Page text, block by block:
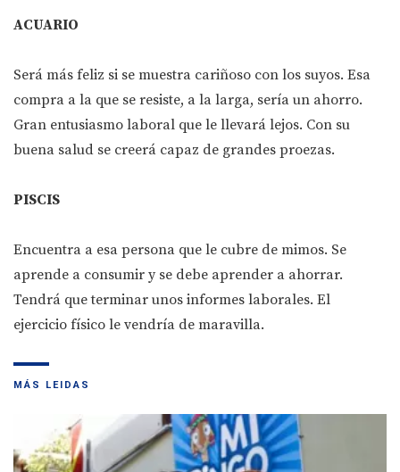
ACUARIO
Será más feliz si se muestra cariñoso con los suyos. Esa
compra a la que se resiste, a la larga, sería un ahorro.
Gran entusiasmo laboral que le llevará lejos. Con su
buena salud se creerá capaz de grandes proezas.
PISCIS
Encuentra a esa persona que le cubre de mimos. Se
aprende a consumir y se debe aprender a ahorrar.
Tendrá que terminar unos informes laborales. El
ejercicio físico le vendría de maravilla.
MÁS LEIDAS